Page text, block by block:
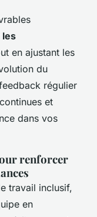
les
en ajustant les
du
régulier
et
dans vos
renforcer
travail inclusif,
en